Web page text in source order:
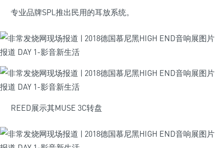
专业品牌SPL推出民用的耳放系统。
REED展示其MUSE 3C转盘